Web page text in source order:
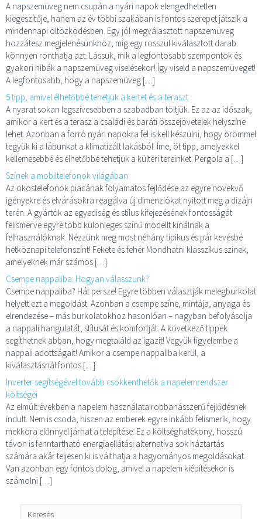
A napszemüveg nem csupán a nyári napok elengedhetetlen
kiegészítője, hanem az év többi szakában is fontos szerepet játszik a
mindennapi öltözködésben. Egy jól megválasztott napszemüveg
hozzátesz megjelenésünkhöz, míg egy rosszul kiválasztott darab
könnyen ronthatja azt. Lássuk, mik a legfontosabb szempontok és
gyakori hibák a napszemüveg viselésekor! Így viseld a napszemüveget!
A legfontosabb, hogy a napszemüveg […]
5 tipp, amivel élhetőbbé tehetjük a kertet és a teraszt
A nyarat sokan legszívesebben a szabadban töltjük. Ez az az időszak,
amikor a kert és a terasz a családi és baráti összejövetelek helyszíne
lehet. Azonban a forró nyári napokra fel is kell készülni, hogy örömmel
tegyük ki a lábunkat a klimatizált lakásból. Íme, öt tipp, amelyekkel
kellemesebbé és élhetőbbé tehetjük a kültéri tereinket. Pergola a […]
Színek a mobiltelefonok világában
Az okostelefonok piacának folyamatos fejlődése az egyre növekvő
igényekre és elvárásokra reagálva új dimenziókat nyitott meg a dizájn
terén. A gyártók az egyediség és stílus kifejezésének fontosságát
felismerve egyre több különleges színű modellt kínálnak a
felhasználóknak. Nézzünk meg most néhány tipikus és pár kevésbé
hétköznapi telefonszínt! Fekete és fehér Mondhatni klasszikus színek,
amelyeknek már számos […]
Csempe nappaliba: Hogyan válasszunk?
Csempe nappaliba? Hát persze! Egyre többen választják melegburkolat
helyett ezt a megoldást. Azonban a csempe színe, mintája, anyaga és
elrendezése – más burkolatokhoz hasonlóan – nagyban befolyásolja
a nappali hangulatát, stílusát és komfortját. A következő tippek
segíthetnek abban, hogy megtaláld az igazit! Vegyük figyelembe a
nappali adottságait! Amikor a csempe nappaliba kerül, a
kiválasztásnál fontos […]
Inverter segítségével tovább csökkenthetők a napelemrendszer
költségei
Az elmúlt években a napelem használata robbanásszerű fejlődésnek
indult. Nem is csoda, hiszen az emberek egyre inkább felismerik, hogy
mekkora előnnyel járhat a telepítése. Ez a költséghatékony, hosszú
távon is fenntartható energiaellátási alternatíva sok háztartás
számára akár teljesen ki is válthatja a hagyományos megoldásokat.
Van azonban egy fontos dolog, amivel a napelem kiépítésekor is
számolni […]